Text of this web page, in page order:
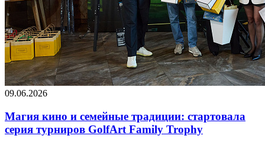
09.06.2026
Магия кино и семейные традиции: стартовала
серия турниров GolfArt Family Trophy